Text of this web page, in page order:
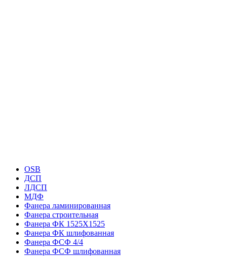
OSB
ДСП
ЛДСП
МДФ
Фанера ламинированная
Фанера строительная
Фанера ФК 1525Х1525
Фанера ФК шлифованная
Фанера ФСФ 4/4
Фанера ФСФ шлифованная